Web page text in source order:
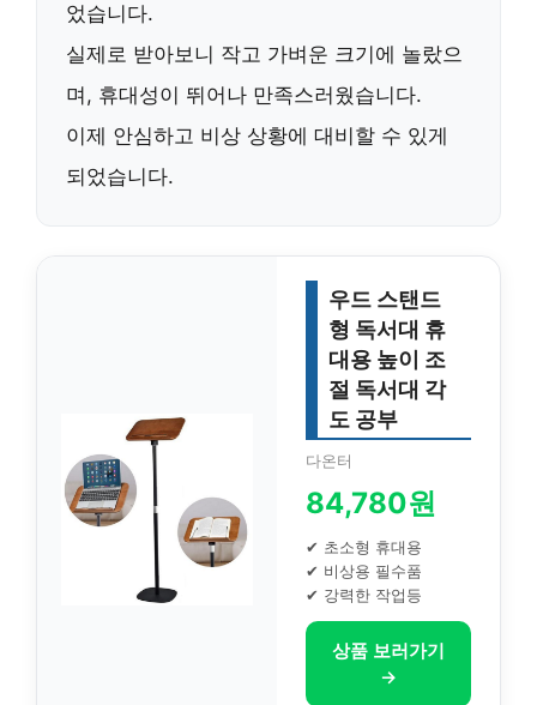
었습니다.
실제로 받아보니 작고 가벼운 크기 에 놀랐으
며, 휴대성이 뛰어나 만족스러웠습니다.
이제 안심하고 비상 상황에 대비할 수 있게
되었습니다.
우드 스탠드
형 독서대 휴
대용 높이 조
절 독서대 각
도 공부
다온터
84,780원
✔ 초소형 휴대용
✔ 비상용 필수품
✔ 강력한 작업등
상품 보러가기
→